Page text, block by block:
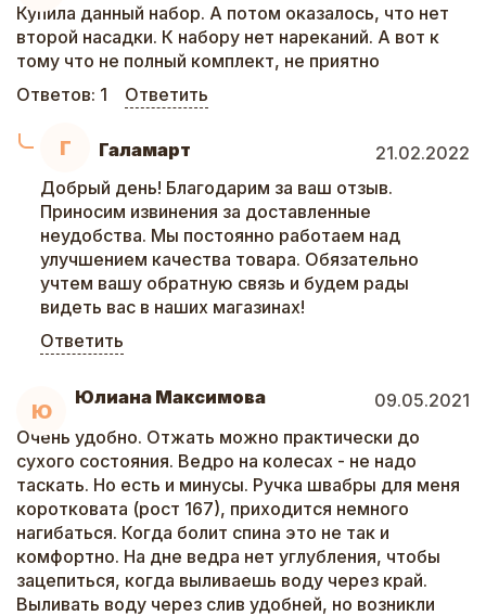
Купила данный набор. А потом оказалось, что нет
второй насадки. К набору нет нареканий. А вот к
тому что не полный комплект, не приятно
Ответов: 1 Ответить
Г Галамарт
21.02.2022
Добрый день! Благодарим за ваш отзыв.
Приносим извинения за доставленные
неудобства. Мы постоянно работаем над
улучшением качества товара. Обязательно
учтем вашу обратную связь и будем рады
видеть вас в наших магазинах!
Ответить
Ю
Юлиана Максимова
09.05.2021
Очень удобно. Отжать можно практически до
сухого состояния. Ведро на колесах - не надо
таскать. Но есть и минусы. Ручка швабры для меня
коротковата (рост 167), приходится немного
нагибаться. Когда болит спина это не так и
комфортно. На дне ведра нет углубления, чтобы
зацепиться, когда выливаешь воду через край.
Выливать воду через слив удобней, но возникли